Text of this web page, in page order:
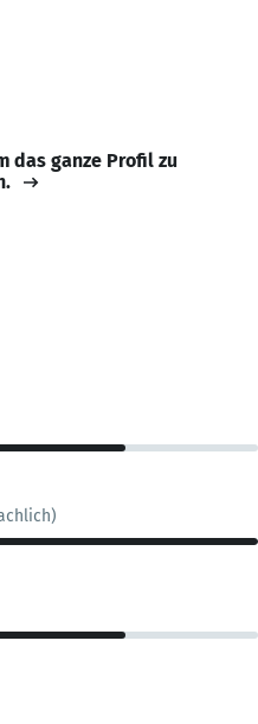
das ganze Profil zu